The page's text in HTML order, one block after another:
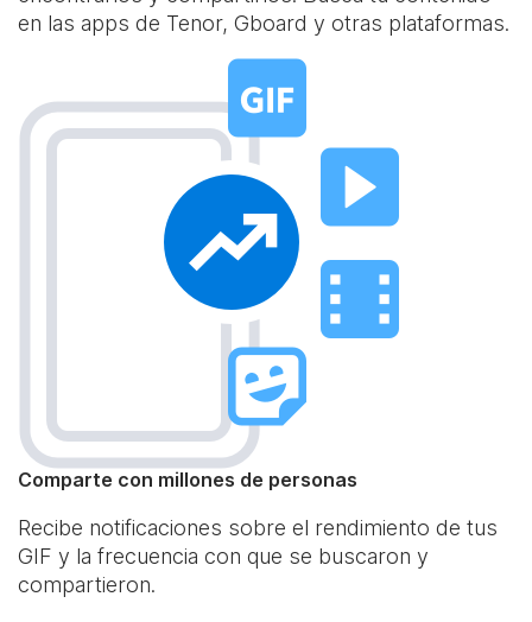
en las apps de Tenor, Gboard y otras plataformas.
Comparte con millones de personas
Recibe notificaciones sobre el rendimiento de tus
GIF y la frecuencia con que se buscaron y
compartieron.